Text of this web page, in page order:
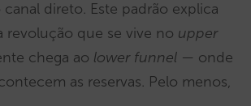
canal direto. Este padrão explica
revolução que se vive no upper
chega ao lower funnel — onde
as reservas. Pelo menos,